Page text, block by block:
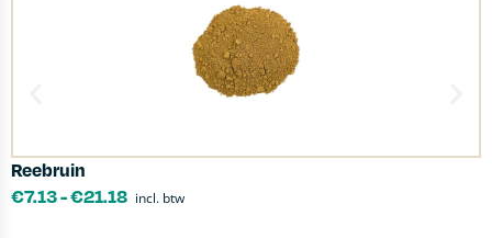
Reebruin
€7.13-€21.18 incl. btw